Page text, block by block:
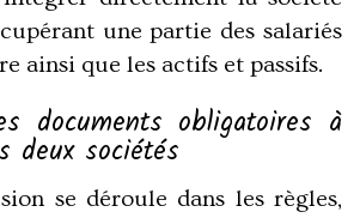
une partie des salariés
ainsi que les actifs et passifs.
documents obligatoires à
deux sociétés
se déroule dans les règles,